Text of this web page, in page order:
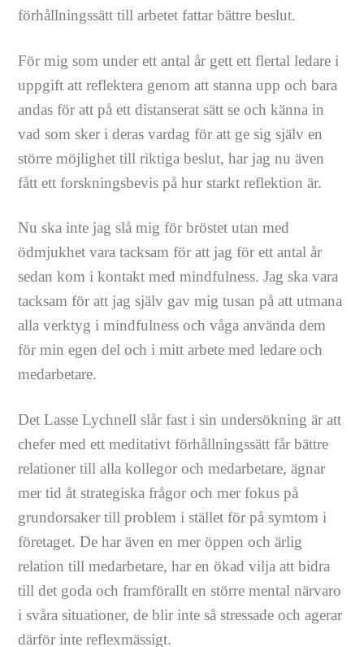
förhållningssätt till arbetet fattar bättre beslut.
För mig som under ett antal år gett ett flertal ledare i
uppgift att reflektera genom att stanna upp och bara
andas för att på ett distanserat sätt se och känna in
vad som sker i deras vardag för att ge sig själv en
större möjlighet till riktiga beslut, har jag nu även
fått ett forskningsbevis på hur starkt reflektion är.
Nu ska inte jag slå mig för bröstet utan med
ödmjukhet vara tacksam för att jag för ett antal år
sedan kom i kontakt med mindfulness. Jag ska vara
tacksam för att jag själv gav mig tusan på att utmana
alla verktyg i mindfulness och våga använda dem
för min egen del och i mitt arbete med ledare och
medarbetare.
Det Lasse Lychnell slår fast i sin undersökning är att
chefer med ett meditativt förhållningssätt får bättre
relationer till alla kollegor och medarbetare, ägnar
mer tid åt strategiska frågor och mer fokus på
grundorsaker till problem i stället för på symtom i
företaget. De har även en mer öppen och ärlig
relation till medarbetare, har en ökad vilja att bidra
till det goda och framförallt en större mental närvaro
i svåra situationer, de blir inte så stressade och agerar
därför inte reflexmässigt.